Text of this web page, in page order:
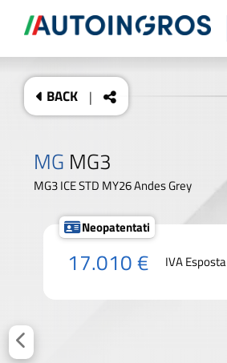
BACK |
MG MG3
MG3 ICE STD MY26 Andes Grey
Neopatentati
17.010 € IVA Esposta